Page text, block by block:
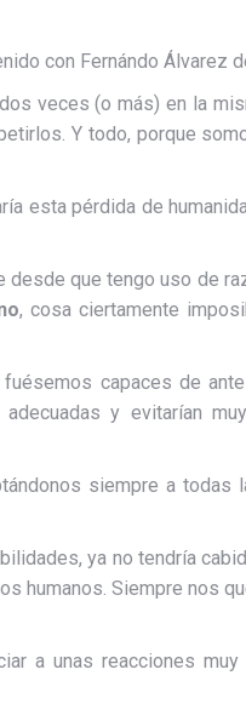
con Fernándo Álvarez
veces (o más) en la
Y todo, porque
esta pérdida de
que tengo uso de
, cosa ciertamente
capaces de
y evitarían
siempre a todas
ya no tendría
humanos. Siempre nos
a unas reacciones